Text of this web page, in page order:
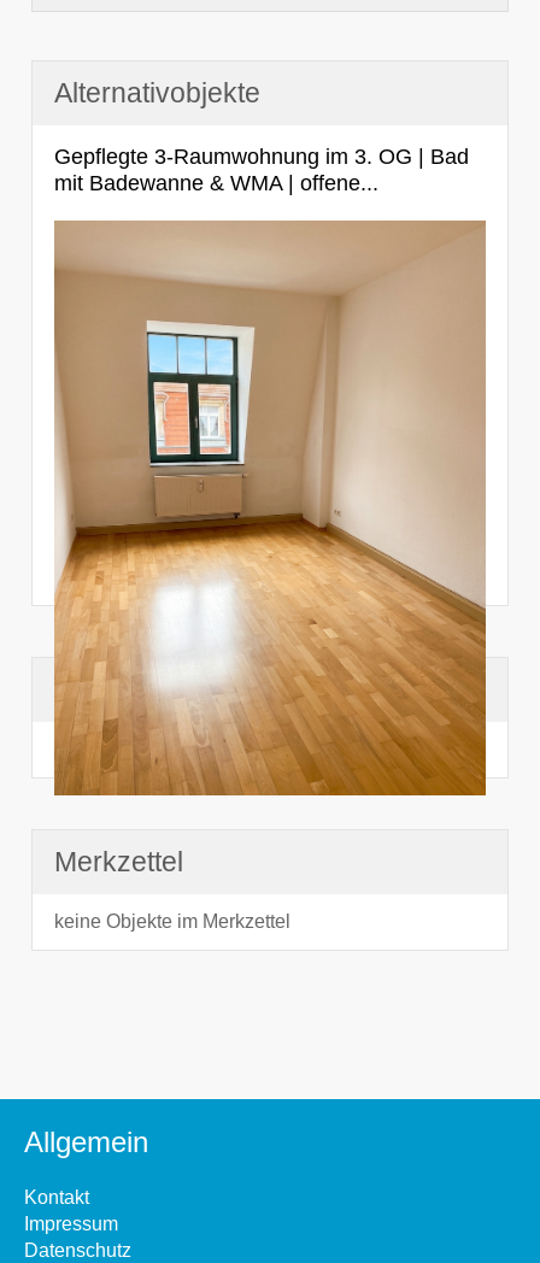
Alternativobjekte
Gepflegte 3-Raumwohnung im 3. OG | Bad
mit Badewanne & WMA | offene...
Suchhistorie
noch nichts angesehen
Merkzettel
keine Objekte im Merkzettel
Allgemein
Kontakt
Impressum
Datenschutz